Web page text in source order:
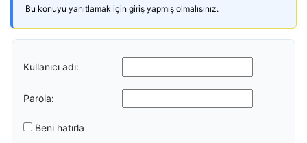
Bu konuyu yanıtlamak için giriş yapmış olmalısınız.
Kullanıcı adı:
Parola:
Beni hatırla